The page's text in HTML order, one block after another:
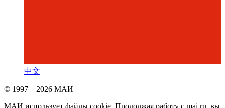
中文
© 1997—2026 МАИ
МАИ использует файлы cookie. Продолжая работу с mai.ru, вы